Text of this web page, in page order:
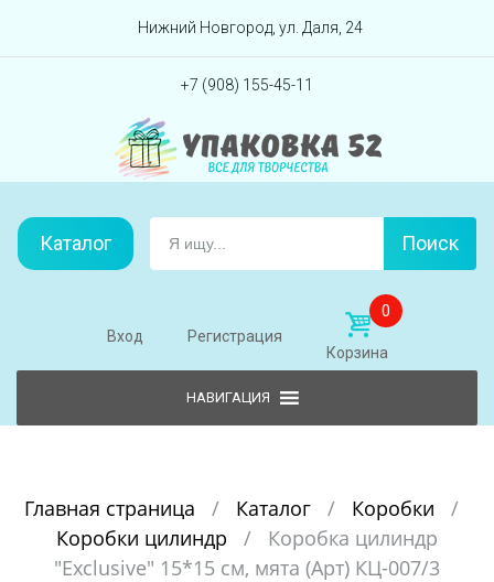
Перейти вниз
Нижний Новгород, ул. Даля, 24
+7 (908) 155-45-11
Каталог Поиск
Вход Регистрация
0
Корзина
Главная страница / Каталог / Коробки
/
Коробки цилиндр
/
Коробка цилиндр
"Exclusive" 15*15 см, мята (Арт) КЦ-007/3